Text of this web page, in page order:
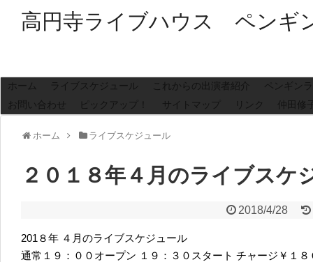
高円寺ライブハウス ペンギ
ホーム ライブスケジュール これからの出演者紹介
ペンギン
お問い合わせ
ピックアップ！ サイトマップ リンク 仲田修
ホーム ライブスケジュール
２０１８年４月のライブスケ
2018/4/28
201８年 ４月のライブスケジュール
通常１９：００オープン １９：３０スタート チャージ￥１８